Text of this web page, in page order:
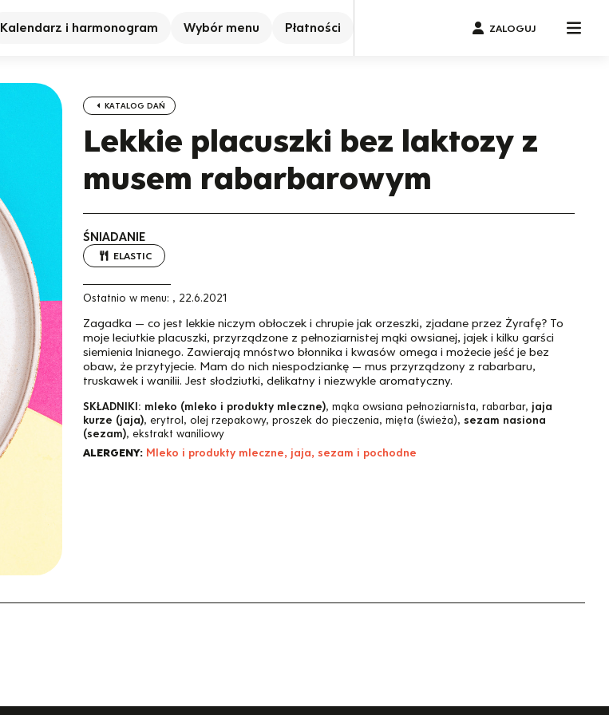
Kalendarz i harmonogram Wybór menu Płatności ZALOGUJ
KATALOG DAŃ
Lekkie placuszki bez laktozy z
musem rabarbarowym
ŚNIADANIE
ELASTIC
Ostatnio w menu: , 22.6.2021
Zagadka — co jest lekkie niczym obłoczek i chrupie jak orzeszki, zjadane przez Żyrafę? To
moje leciutkie placuszki, przyrządzone z pełnoziarnistej mąki owsianej, jajek i kilku garści
siemienia lnianego. Zawierają mnóstwo błonnika i kwasów omega i możecie jeść je bez
obaw, że przytyjecie. Mam do nich niespodziankę — mus przyrządzony z rabarbaru,
truskawek i wanilii. Jest słodziutki, delikatny i niezwykle aromatyczny.
SKŁADNIKI: mleko (mleko i produkty mleczne), mąka owsiana pełnoziarnista, rabarbar, jaja
kurze (jaja), erytrol, olej rzepakowy, proszek do pieczenia, mięta (świeża), sezam nasiona
(sezam), ekstrakt waniliowy
ALERGENY: Mleko i produkty mleczne, jaja, sezam i pochodne